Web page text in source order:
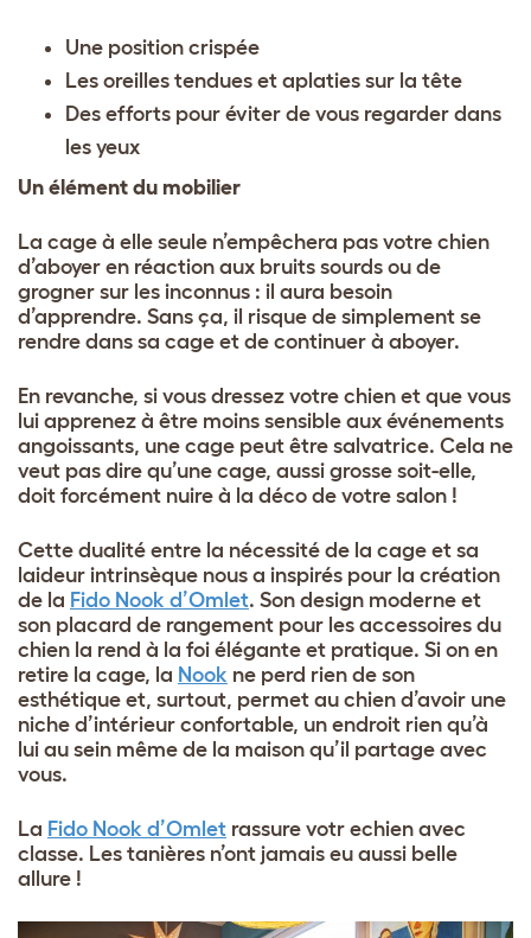
Une position crispée
Les oreilles tendues et aplaties sur la tête
Des efforts pour éviter de vous regarder dans
les yeux
Un élément du mobilier
La cage à elle seule n’empêchera pas votre chien
d’aboyer en réaction aux bruits sourds ou de
grogner sur les inconnus : il aura besoin
d’apprendre. Sans ça, il risque de simplement se
rendre dans sa cage et de continuer à aboyer.
En revanche, si vous dressez votre chien et que vous
lui apprenez à être moins sensible aux événements
angoissants, une cage peut être salvatrice. Cela ne
veut pas dire qu’une cage, aussi grosse soit-elle,
doit forcément nuire à la déco de votre salon !
Cette dualité entre la nécessité de la cage et sa
laideur intrinsèque nous a inspirés pour la création
de la Fido Nook d’Omlet. Son design moderne et
son placard de rangement pour les accessoires du
chien la rend à la foi élégante et pratique. Si on en
retire la cage, la Nook ne perd rien de son
esthétique et, surtout, permet au chien d’avoir une
niche d’intérieur confortable, un endroit rien qu’à
lui au sein même de la maison qu’il partage avec
vous.
La Fido Nook d’Omlet rassure votr echien avec
classe. Les tanières n’ont jamais eu aussi belle
allure !